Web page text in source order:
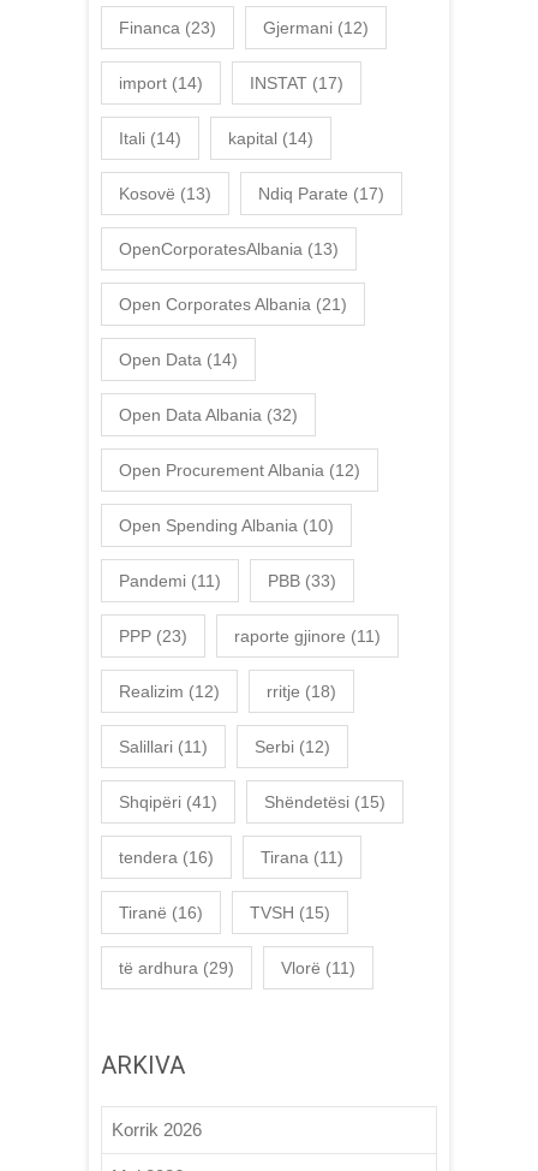
Financa (23) Gjermani (12)
import (14) INSTAT (17)
Itali (14) kapital (14)
Kosovë (13) Ndiq Parate (17)
OpenCorporatesAlbania (13)
Open Corporates Albania (21)
Open Data (14)
Open Data Albania (32)
Open Procurement Albania (12)
Open Spending Albania (10)
Pandemi (11) PBB (33)
PPP (23) raporte gjinore (11)
Realizim (12) rritje (18)
Salillari (11) Serbi (12)
Shqipëri (41) Shëndetësi (15)
tendera (16) Tirana (11)
Tiranë (16) TVSH (15)
të ardhura (29) Vlorë (11)
ARKIVA
Korrik 2026